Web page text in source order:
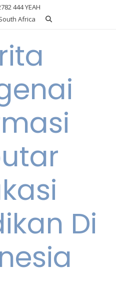
444 YEAH
Africa
Di